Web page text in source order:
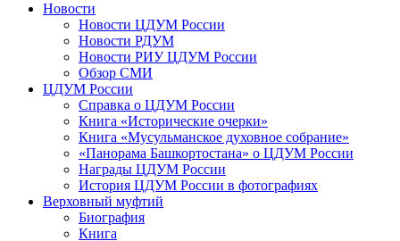
Новости
Новости ЦДУМ России
Новости РДУМ
Новости РИУ ЦДУМ России
Обзор СМИ
ЦДУМ России
Справка о ЦДУМ России
Книга «Исторические очерки»
Книга «Мусульманское духовное собрание»
«Панорама Башкортостана» о ЦДУМ России
Награды ЦДУМ России
История ЦДУМ России в фотографиях
Верховный муфтий
Биография
Книга